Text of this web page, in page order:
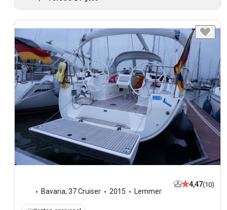
Bavaria, 37 Cruiser 2015 Lemmer
4,47(10)